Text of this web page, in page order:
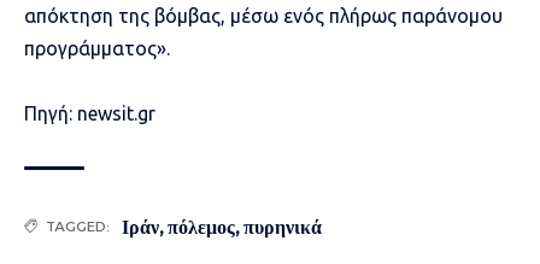
απόκτηση της βόμβας, μέσω ενός πλήρως παράνομου
προγράμματος».
Πηγή: newsit.gr
TAGGED: Ιράν,πόλεμος,πυρηνικά